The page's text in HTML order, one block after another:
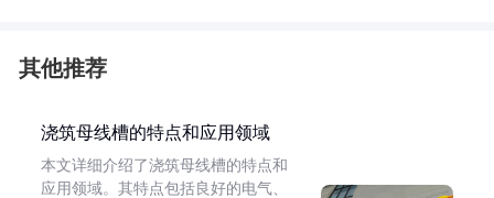
其他推荐
浇筑母线槽的特点和应用领域
本文详细介绍了浇筑母线槽的特点和
应用领域。其特点包括良好的电气、